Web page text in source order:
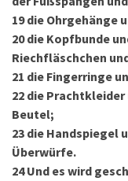
19 die Ohrgehänge
20 die Kopfbunde
Riechfläschchen
21 die Fingerringe
22 die Prachtkleider
Beutel;
23 die Handspiegel
Überwürfe.
24 Und es wird